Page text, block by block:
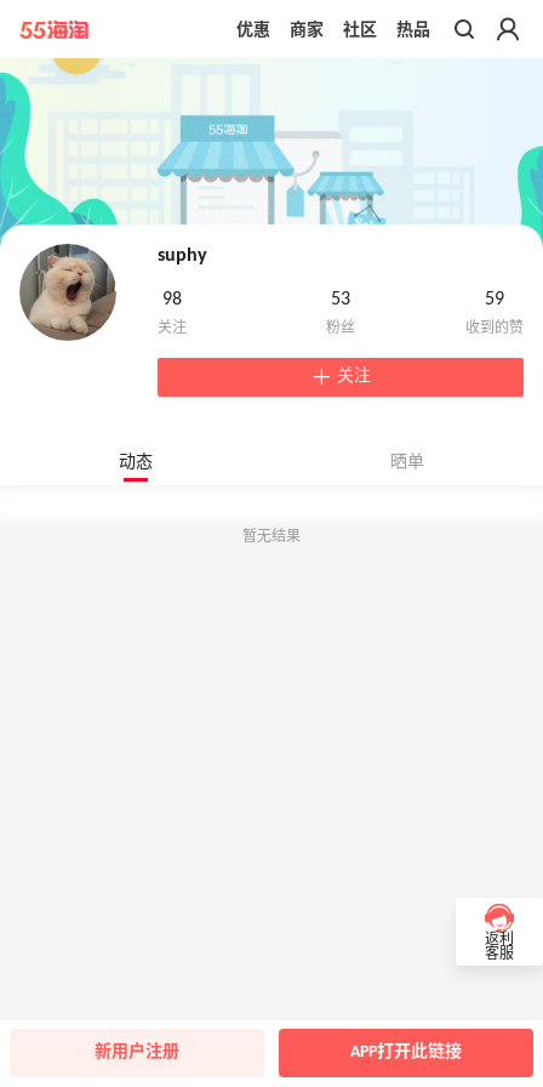
带你去官网买正品
优惠 商家 社区 热品
suphy
98 53 59
关注
动态 晒单
暂无结果
返利
客服
新用户注册 APP打开此链接